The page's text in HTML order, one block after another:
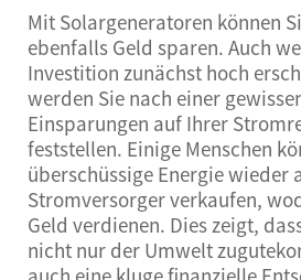
Mit Solargeneratoren können
ebenfalls Geld sparen. Auch
Investition zunächst hoch
werden Sie nach einer
Einsparungen auf Ihrer
feststellen. Einige Menschen
überschüssige Energie wieder
Stromversorger verkaufen,
Geld verdienen. Dies zeigt,
nicht nur der Umwelt
auch eine kluge finanzielle